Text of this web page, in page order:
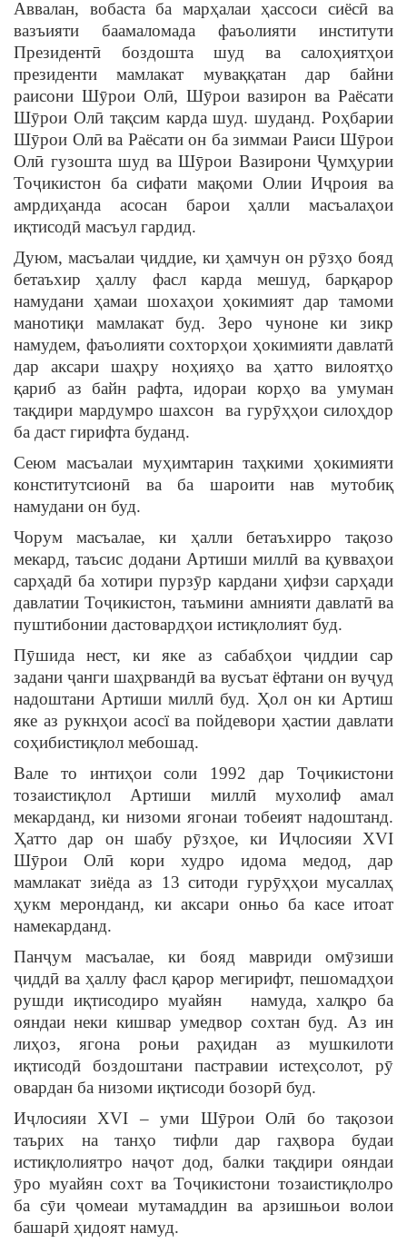
Аввалан, вобаста ба марҳалаи ҳассоси сиёсӣ ва
вазъияти баамаломада фаъолияти институти
Президентӣ боздошта шуд ва салоҳиятҳои
президенти мамлакат муваққатан дар байни
раисони Шӯрои Олӣ, Шӯрои вазирон ва Раёсати
Шӯрои Олӣ тақсим карда шуд. шуданд. Роҳбарии
Шӯрои Олӣ ва Раёсати он ба зиммаи Раиси Шӯрои
Олӣ гузошта шуд ва Шӯрои Вазирони Ҷумҳурии
Тоҷикистон ба сифати мақоми Олии Иҷроия ва
амрдиҳанда асосан барои ҳалли масъалаҳои
иқтисодӣ масъул гардид.
Дуюм, масъалаи ҷиддие, ки ҳамчун он рӯзҳо бояд
бетаъхир ҳаллу фасл карда мешуд, барқарор
намудани ҳамаи шохаҳои ҳокимият дар тамоми
манотиқи мамлакат буд. Зеро чуноне ки зикр
намудем, фаъолияти сохторҳои ҳокимияти давлатӣ
дар аксари шаҳру ноҳияҳо ва ҳатто вилоятҳо
қариб аз байн рафта, идораи корҳо ва умуман
тақдири мардумро шахсон ва гурӯҳҳои силоҳдор
ба даст гирифта буданд.
Сеюм масъалаи муҳимтарин таҳкими ҳокимияти
конститутсионӣ ва ба шароити нав мутобиқ
намудани он буд.
Чорум масъалае, ки ҳалли бетаъхирро тақозо
мекард, таъсис додани Артиши миллӣ ва қувваҳои
сарҳадӣ ба хотири пурзӯр кардани ҳифзи сарҳади
давлатии Тоҷикистон, таъмини амнияти давлатӣ ва
пуштибонии дастовардҳои истиқлолият буд.
Пӯшида нест, ки яке аз сабабҳои ҷиддии cap
задани ҷанги шаҳрвандӣ ва вусъат ёфтани он вуҷуд
надоштани Артиши миллӣ буд. Ҳол он ки Артиш
яке аз рукнҳои асосї ва пойдевори ҳастии давлати
соҳибистиқлол мебошад.
Вале то интиҳои соли 1992 дар Тоҷикистони
тозаистиқлол Артиши миллӣ мухолиф амал
мекарданд, ки низоми ягонаи тобеият надоштанд.
Ҳатто дар он шабу рӯзҳое, ки Иҷлосияи XVI
Шӯрои Олӣ кори худро идома медод, дар
мамлакат зиёда аз 13 ситоди гурӯҳҳои мусаллаҳ
ҳукм меронданд, ки аксари онњо ба касе итоат
намекарданд.
Панҷум масъалае, ки бояд мавриди омӯзиши
ҷиддӣ ва ҳаллу фасл қарор мегирифт, пешомадҳои
рушди иқтисодиро муайян намуда, халқро ба
ояндаи неки кишвар умедвор сохтан буд. Аз ин
лиҳоз, ягона роњи раҳидан аз мушкилоти
иқтисодӣ боздоштани пастравии истеҳсолот, рӯ
овардан ба низоми иқтисоди бозорӣ буд.
Иҷлосияи XVI – уми Шӯрои Олӣ бо тақозои
таърих на танҳо тифли дар гаҳвора будаи
истиқлолиятро наҷот дод, балки тақдири ояндаи
ӯро муайян сохт ва Тоҷикистони тозаистиқлолро
ба сӯи ҷомеаи мутамаддин ва арзишњои волои
башарӣ ҳидоят намуд.